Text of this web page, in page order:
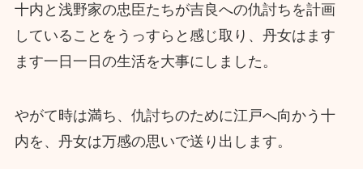
十内と浅野家の忠臣たちが吉良への仇討ちを計画
していることをうっすらと感じ取り、丹女はます
ます一日一日の生活を大事にしました。
やがて時は満ち、仇討ちのために江戸へ向かう十
内を、丹女は万感の思いで送り出します。